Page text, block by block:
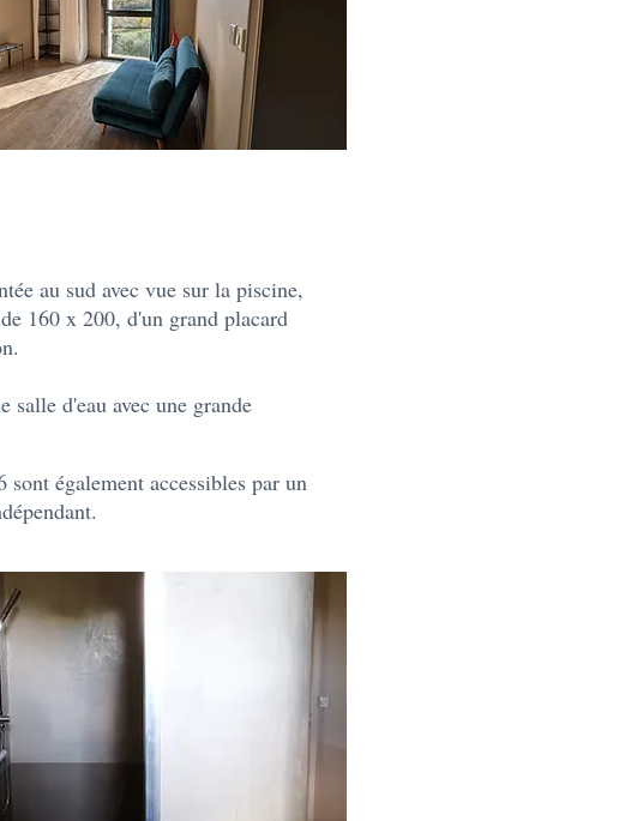
au sud avec vue sur la piscine,
160 x 200, d'un grand placard
salle d'eau avec une grande
sont également accessibles par un